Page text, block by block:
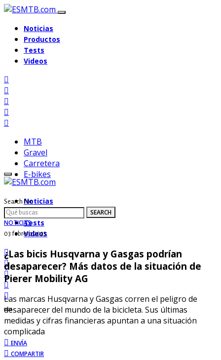
Noticias
Productos
Tests
Videos
MTB
Gravel
Carretera
E-bikes
Noticias
Productos
Tests
Videos
Search for:
SEARCH
NOTICIAS
03 febrero 2025
¿Las bicis Husqvarna y Gasgas podrían
desaparecer? Más datos de la situación de
Pierer Mobility AG
Las marcas Husqvarna y Gasgas corren el peligro de
desaparecer del mundo de la bicicleta. Sus últimas
medidas y cifras financieras apuntan a una situación
complicada
ENVÍA
COMPARTIR